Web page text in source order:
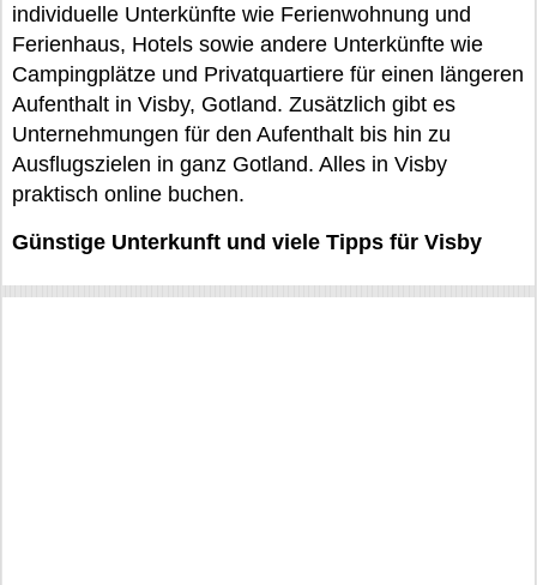
individuelle Unterkünfte wie Ferienwohnung und
Ferienhaus, Hotels sowie andere Unterkünfte wie
Campingplätze und Privatquartiere für einen längeren
Aufenthalt in Visby, Gotland. Zusätzlich gibt es
Unternehmungen für den Aufenthalt bis hin zu
Ausflugszielen in ganz Gotland. Alles in Visby
praktisch online buchen.
Günstige Unterkunft und viele Tipps für Visby